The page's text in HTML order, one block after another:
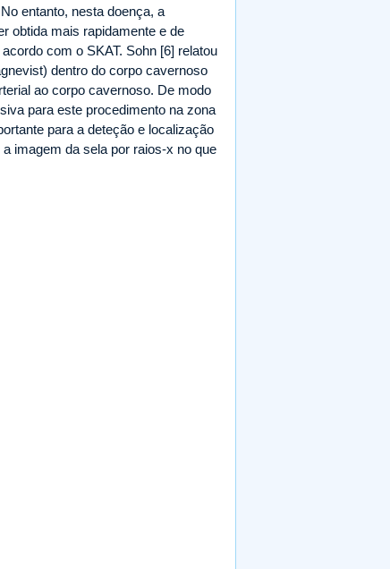
entanto, nesta doença, a
obtida mais rapidamente e de
com o SKAT. Sohn [6] relatou
dentro do corpo cavernoso
ao corpo cavernoso. De modo
para este procedimento na zona
para a deteção e localização
imagem da sela por raios-x no que